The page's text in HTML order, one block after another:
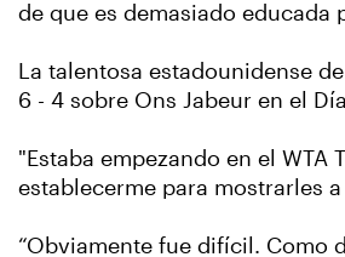
de que es demasiado educada
La talentosa estadounidense
6 - 4 sobre Ons Jabeur en el
"Estaba empezando en el
establecerme para mostrarles
“Obviamente fue difícil. Como